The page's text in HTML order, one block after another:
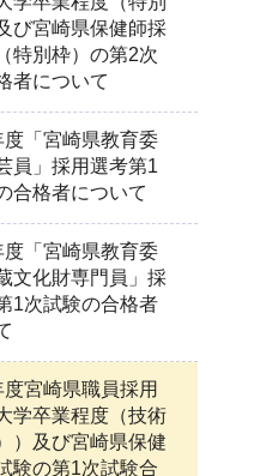
び宮崎県保健師採
特別枠）の第2次
者について
度「宮崎県教育委
員」採用選考第1
合格者について
度「宮崎県教育委
文化財専門員」採
1次試験の合格者
宮崎県職員採用
学卒業程度（技術
）及び宮崎県保健
験の第1次試験合